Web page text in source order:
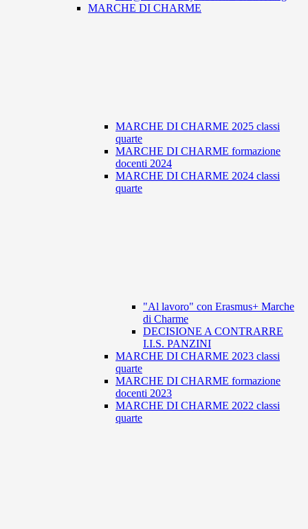
MARCHE DI CHARME
MARCHE DI CHARME 2025 classi
quarte
MARCHE DI CHARME formazione
docenti 2024
MARCHE DI CHARME 2024 classi
quarte
"Al lavoro" con Erasmus+ Marche
di Charme
DECISIONE A CONTRARRE
I.I.S. PANZINI
MARCHE DI CHARME 2023 classi
quarte
MARCHE DI CHARME formazione
docenti 2023
MARCHE DI CHARME 2022 classi
quarte